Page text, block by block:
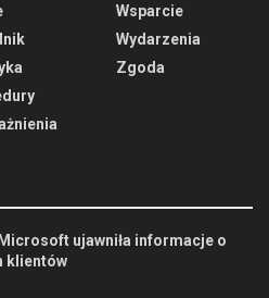
Wsparcie
Wydarzenia
Zgoda
ujawniła informacje o
klientów